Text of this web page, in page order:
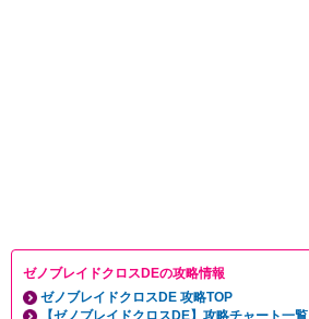
ゼノブレイドクロスDEの攻略情報
ゼノブレイドクロスDE 攻略TOP